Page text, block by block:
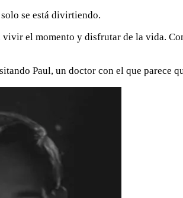
se está divirtiendo.
vivir el momento y disfrutar de la vida.
Paul, un doctor con el que parece